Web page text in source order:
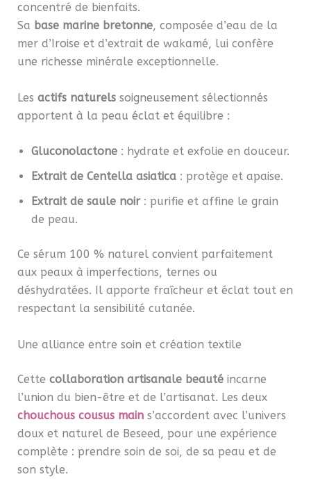
concentré de bienfaits.
Sa base marine bretonne, composée d’eau de la
mer d’Iroise et d’extrait de wakamé, lui confère
une richesse minérale exceptionnelle.
Les actifs naturelssoigneusement sélectionnés
apportent à la peau éclat et équilibre :
Gluconolactone: hydrate et exfolie en douceur.
Extrait de Centella asiatica: protège et apaise.
Extrait de saule noir: purifie et affine le grain
de peau.
Ce sérum 100 % naturel convient parfaitement
aux peaux à imperfections, ternes ou
déshydratées. Il apporte fraîcheur et éclat tout en
respectant la sensibilité cutanée.
Une alliance entre soin et création textile
Cette collaboration artisanale beautéincarne
l’union du bien-être et de l’artisanat. Les deux
chouchous cousus mains’accordent avec l’univers
doux et naturel de Beseed, pour une expérience
complète : prendre soin de soi, de sa peau et de
son style.